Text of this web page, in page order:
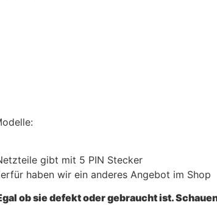
gibt mit 5 PIN Stecker
haben wir ein anderes Angebot im Shop
ob sie defekt oder gebraucht ist.